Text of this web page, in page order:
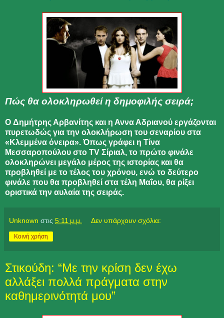
Πώς θα ολοκληρωθεί η δημοφιλής σειρά;
O Δημήτρης Αρβανίτης και η Αννα Αδριανού εργάζονται
πυρετωδώς για την ολοκλήρωση του σεναρίου στα
«Κλεμμένα όνειρα». Όπως γράφει η Τίνα
Μεσσαροπούλου στο TV Σίριαλ, το πρώτο φινάλε
ολοκληρώνει μεγάλο μέρος της ιστορίας και θα
προβληθεί με το τέλος του χρόνου, ενώ το δεύτερο
φινάλε που θα προβληθεί στα τέλη Μαΐου, θα ρίξει
οριστικά την αυλαία της σειράς.
Unknown στις 5:11 μ.μ. Δεν υπάρχουν σχόλια:
Κοινή χρήση
Στικούδη: “Με την κρίση δεν έχω
αλλάξει πολλά πράγματα στην
καθημερινότητά μου”